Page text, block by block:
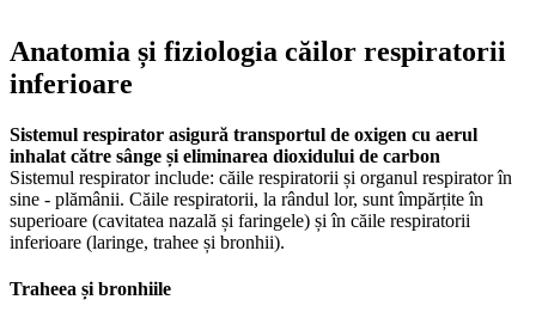
Anatomia și fiziologia căilor respiratorii
inferioare
Sistemul respirator asigură transportul de oxigen cu aerul
inhalat către sânge și eliminarea dioxidului de carbon
Sistemul respirator include: căile respiratorii și organul respirator în
sine - plămânii. Căile respiratorii, la rândul lor, sunt împărțite în
superioare (cavitatea nazală și faringele) și în căile respiratorii
inferioare (laringe, trahee și bronhii).
Traheea și bronhiile